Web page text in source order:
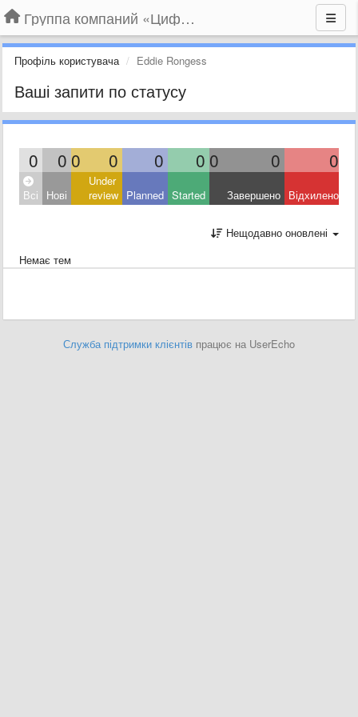
Группа компаний «Цифрабар»
Профіль користувача Eddie Rongess
Ваші запити по статусу
0 0 0 0 0 0 0 0 0
Всі Нові
Under
review Planned Started Завершено Відхилено
Нещодавно оновлені
Немає тем
Служба підтримки клієнтів працює на UserEcho